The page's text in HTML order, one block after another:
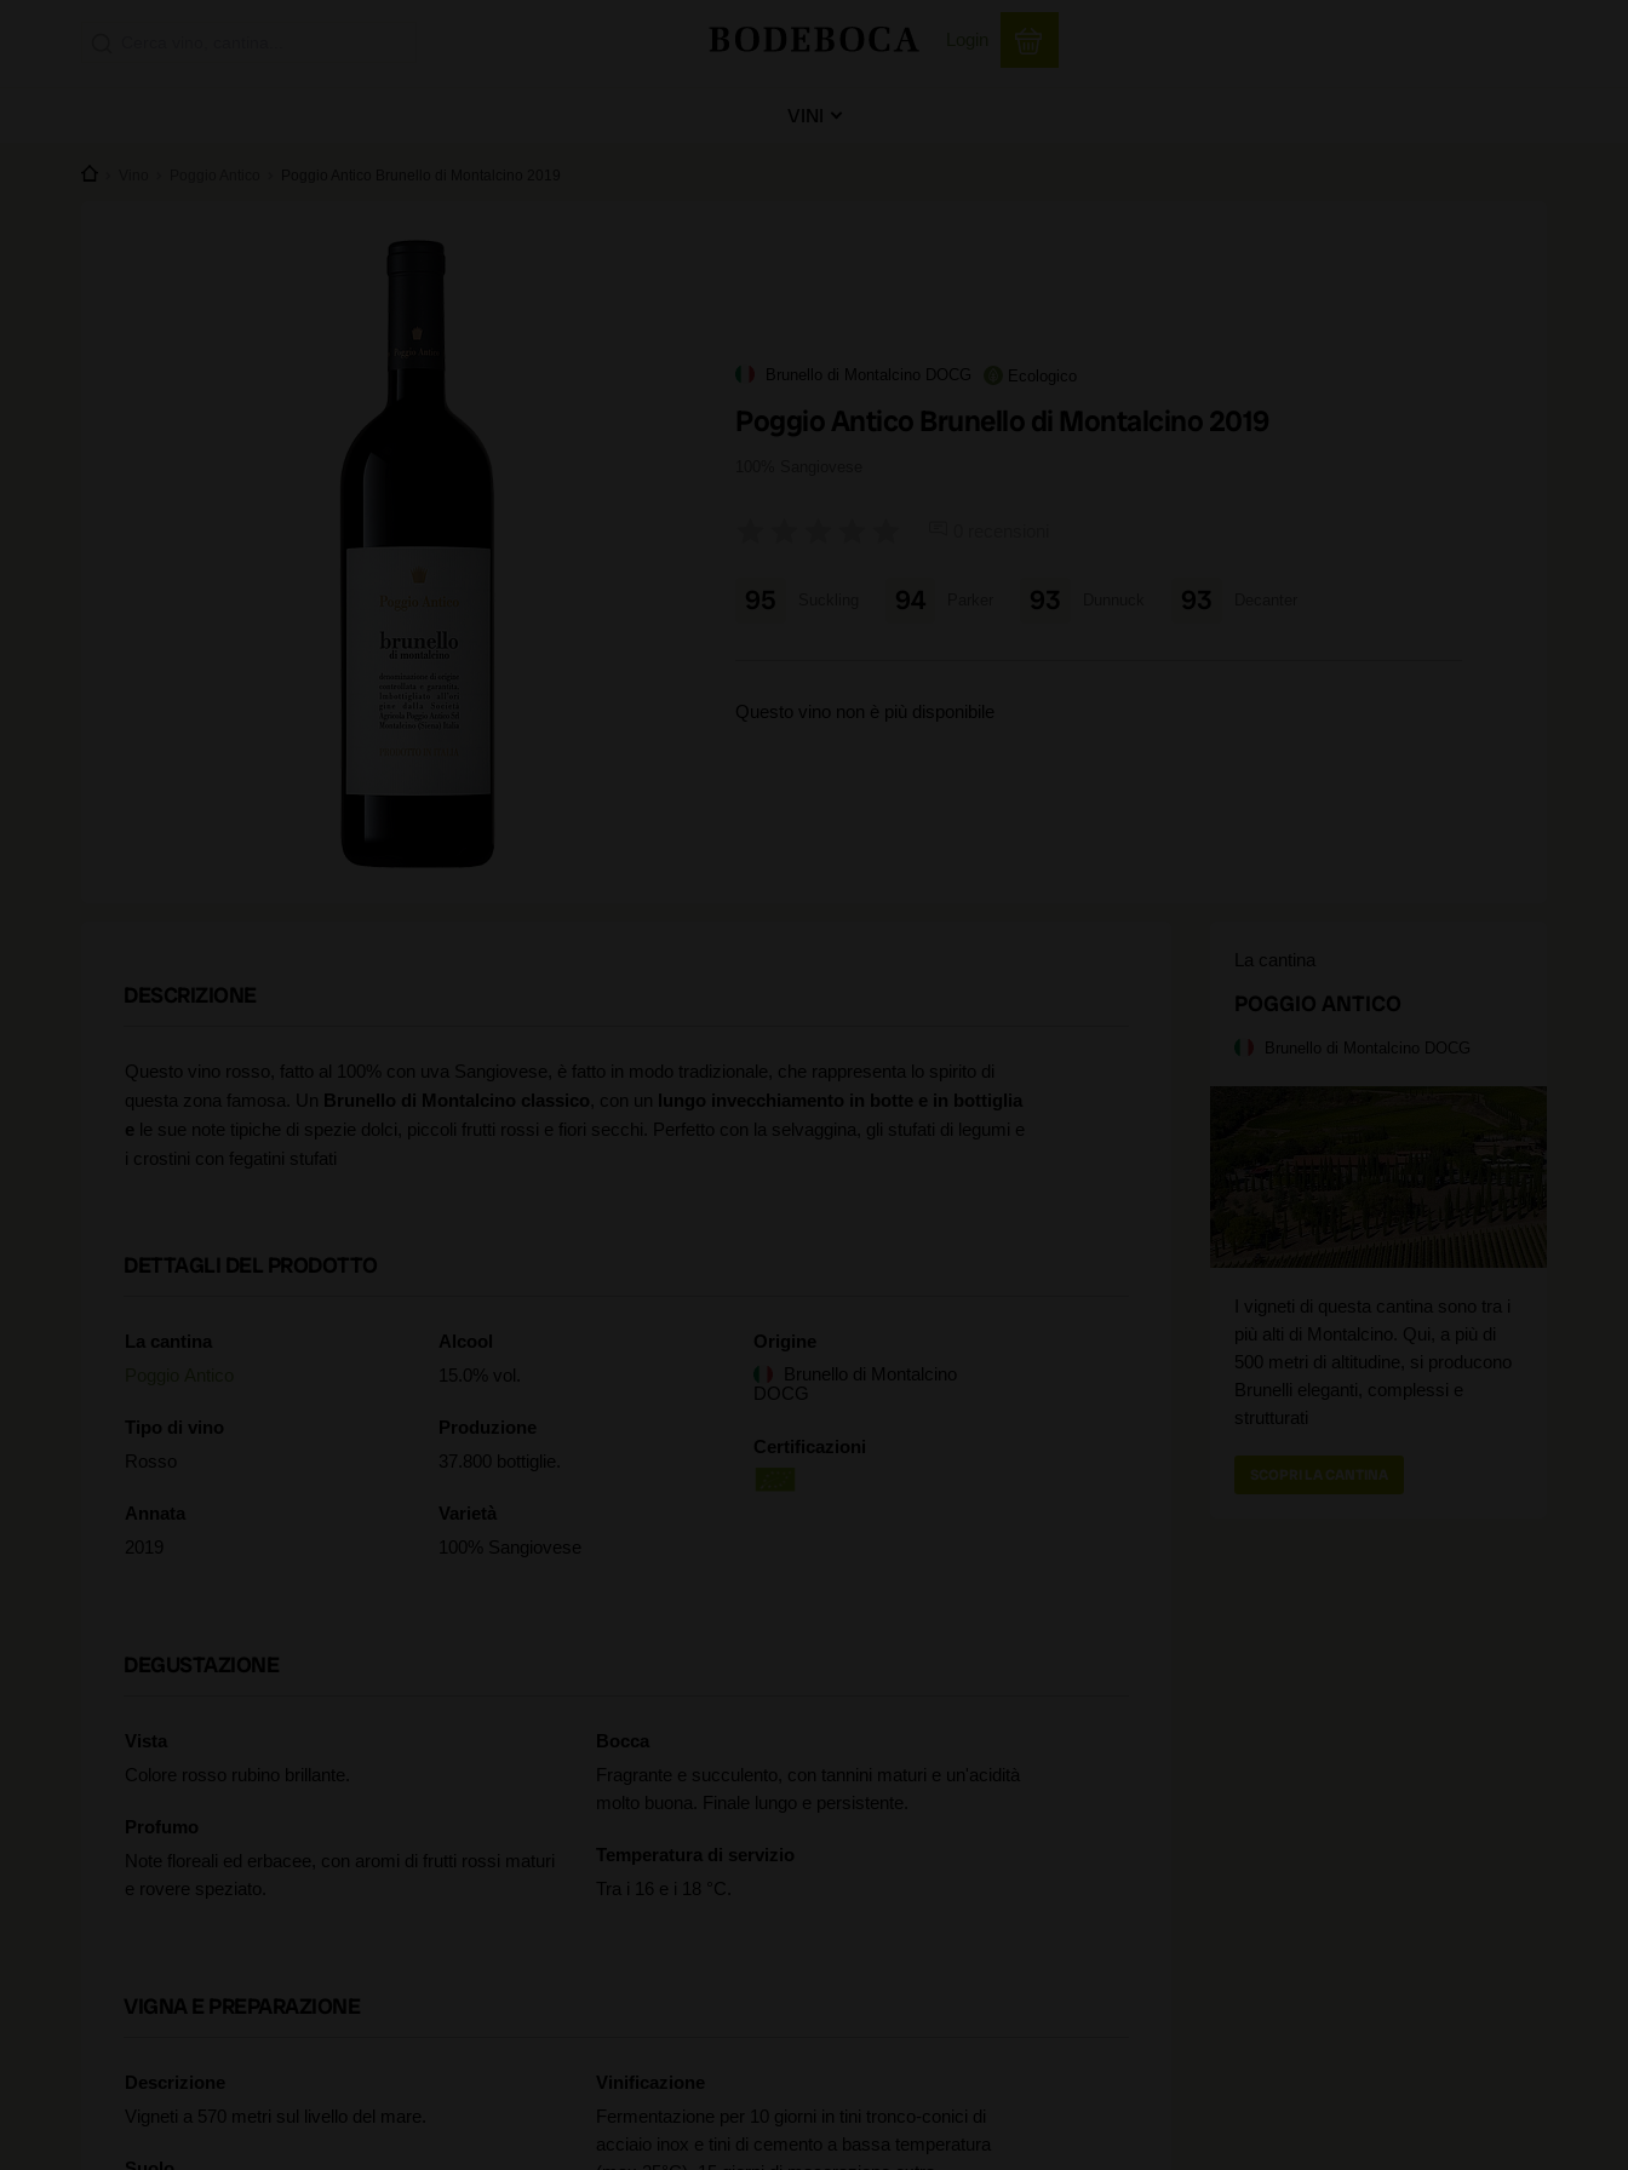
VINI
Brunello di Montalcino DOCG Ecologico
Poggio Antico Brunello di Montalcino 2019
95 94 93 93
Questo vino non è più disponibile
DESCRIZIONE
Questo vino rosso, fatto al 100% con uva Sangiovese, è fatto in modo tradizionale, che rappresenta lo spirito di
questa zona famosa. Un Brunello di Montalcino classico , con un lungo invecchiamento in botte e in bottiglia
e le sue note tipiche di spezie dolci, piccoli frutti rossi e fiori secchi. Perfetto con la selvaggina, gli stufati di legumi e
i crostini con fegatini stufati
DETTAGLI DEL PRODOTTO
La cantina
Tipo di vino
Rosso
Annata
2019
Alcool
15.0% vol.
Produzione
37.800 bottiglie.
Varietà
100% Sangiovese
Origine
Brunello di Montalcino
DOCG
Certificazioni
DEGUSTAZIONE
Vista
Colore rosso rubino brillante.
Profumo
Note floreali ed erbacee, con aromi di frutti rossi maturi
e rovere speziato.
Bocca
Fragrante e succulento, con tannini maturi e un'acidità
molto buona. Finale lungo e persistente.
Temperatura di servizio
Tra i 16 e i 18 °C.
VIGNA E PREPARAZIONE
Descrizione
Vigneti a 570 metri sul livello del mare.
Vinificazione
Fermentazione per 10 giorni in tini tronco-conici di
acciaio inox e tini di cemento a bassa temperatura
La cantina
POGGIO ANTICO
Brunello di Montalcino DOCG
I vigneti di questa cantina sono tra i
più alti di Montalcino. Qui, a più di
500 metri di altitudine, si producono
Brunelli eleganti, complessi e
strutturati
SCOPRI LA CANTINA